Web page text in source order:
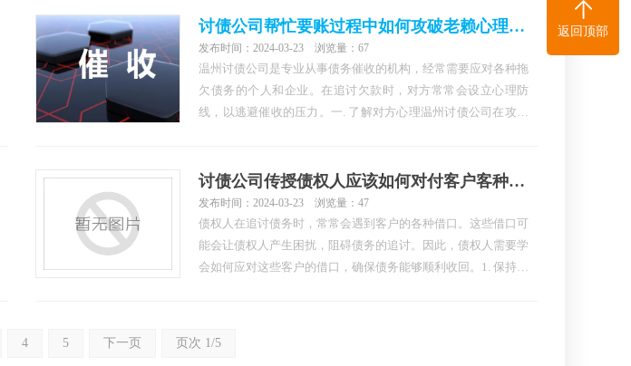
的证据，增加胜诉的可能性。
讨债公司帮忙要账过程中如何攻破老赖心理防线？
发布时间：2024-03-23 浏览量：67
温州讨债公司是专业从事债务催收的机构，经常需要应对各种拖
欠债务的个人和企业。在追讨欠款时，对方常常会设立心理防
线，以逃避催收的压力。一. 了解对方心理温州讨债公司在攻破
能存在的拖欠原因等信息，有助于制定更有效的催收策略。 讨债公司传授债权人应该如何对付客户客种借口
发布时间：2024-03-23 浏览量：47
债权人在追讨债务时，常常会遇到客户的各种借口。这些借口可
能会让债权人产生困扰，阻碍债务的追讨。因此，债权人需要学
会如何应对这些客户的借口，确保债务能够顺利收回。1. 保持冷
4 5 下一页 页次 1/5
返回顶部